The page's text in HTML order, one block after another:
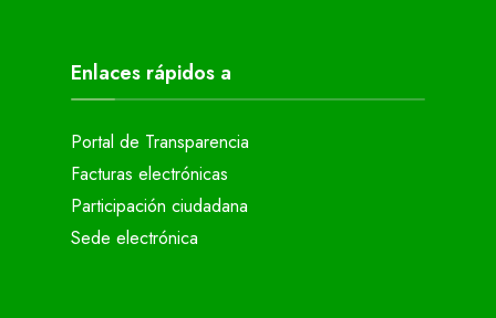
Enlaces rápidos a
Portal de Transparencia
Facturas electrónicas
Participación ciudadana
Sede electrónica